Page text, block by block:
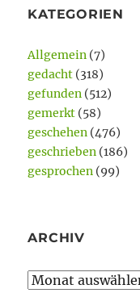
KATEGORIEN
Allgemein (7)
gedacht (318)
gefunden (512)
gemerkt (58)
geschehen (476)
geschrieben (186)
gesprochen (99)
ARCHIV
Archiv